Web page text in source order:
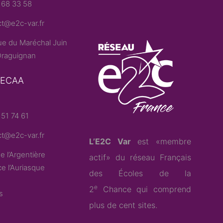
33 58
var.fr
du Maréchal Juin
74 61
var.fr
l’Argentière
l’Auriasque
L’E2C Varest «membre
actif» du réseau Français
des Écoles de la
2e Chancequi comprend
plus de cent sites.